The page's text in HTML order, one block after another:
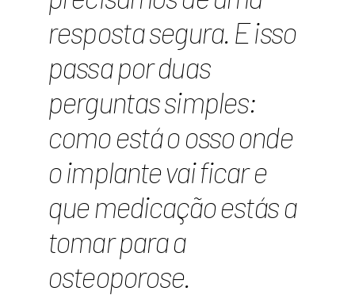
resposta segura. E isso
passa por duas
perguntas simples:
como está o osso onde
o implante vai ficar e
que medicação estás a
tomar para a
osteoporose.